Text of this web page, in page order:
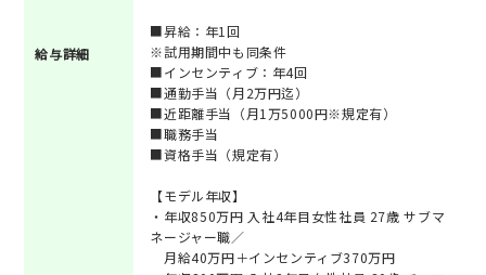
給与詳細
■昇給：年1回
※試用期間中も同条件
■インセンティブ：年4回
■通勤手当（月2万円迄）
■近距離手当（月1万5000円※規定有）
■職務手当
■資格手当（規定有）
【モデル年収】
・年収850万円 入社4年目女性社員 27歳 サブマ
ネージャー職／
月給40万円＋インセンティブ370万円